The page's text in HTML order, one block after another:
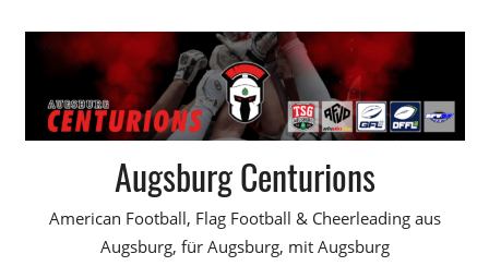
Augsburg Centurions
American Football, Flag Football & Cheerleading aus
Augsburg, für Augsburg, mit Augsburg